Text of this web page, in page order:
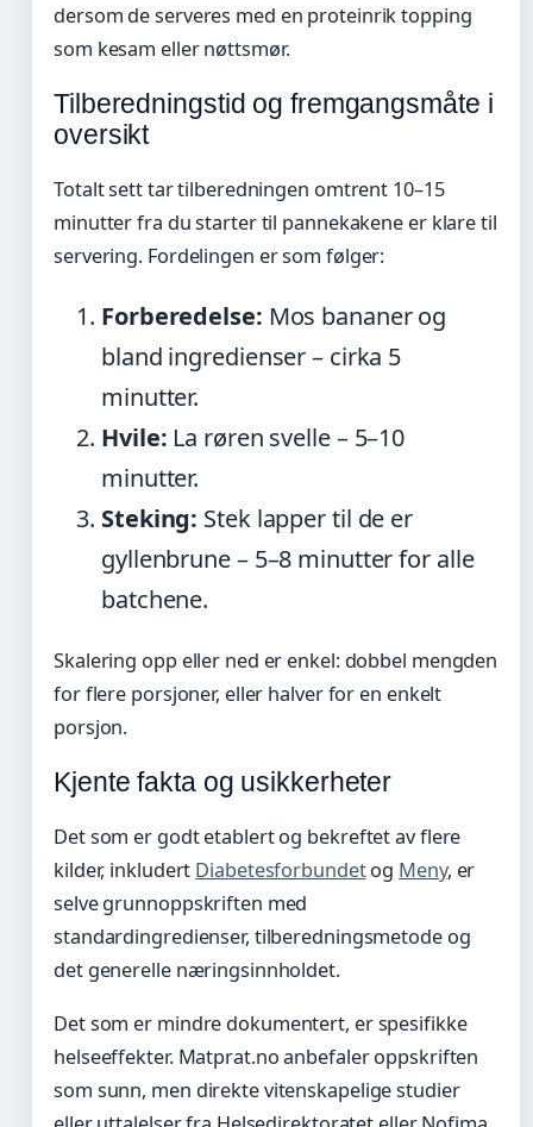
dersom de serveres med en proteinrik topping
som kesam eller nøttsmør.
Tilberedningstid og fremgangsmåte i
oversikt
Totalt sett tar tilberedningen omtrent 10–15
minutter fra du starter til pannekakene er klare til
servering. Fordelingen er som følger:
Forberedelse: Mos bananer og
bland ingredienser – cirka 5
minutter.
Hvile: La røren svelle – 5–10
minutter.
Steking: Stek lapper til de er
gyllenbrune – 5–8 minutter for alle
batchene.
Skalering opp eller ned er enkel: dobbel mengden
for flere porsjoner, eller halver for en enkelt
porsjon.
Kjente fakta og usikkerheter
Det som er godt etablert og bekreftet av flere
kilder, inkludert Diabetesforbundetog Meny, er
selve grunnoppskriften med
standardingredienser, tilberedningsmetode og
det generelle næringsinnholdet.
Det som er mindre dokumentert, er spesifikke
helseeffekter. Matprat.no anbefaler oppskriften
som sunn, men direkte vitenskapelige studier